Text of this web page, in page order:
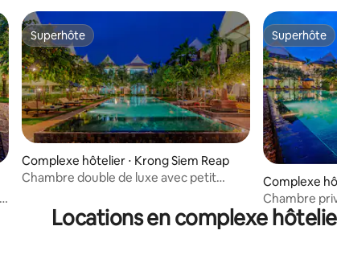
Superhôte
Superhôte
Complexe hôtelier ⋅ Krong Siem Reap
Chambre double de luxe avec petit
Superhôte
Superhôte
Complexe
Chambre
déjeuner
Locations en complexe